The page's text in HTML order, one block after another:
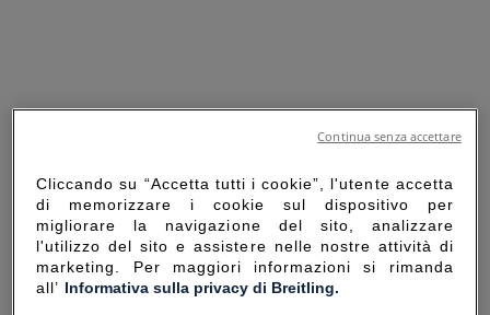
Cliccando su “Accetta tutti i cookie”, l'utente accetta
di memorizzare i cookie sul dispositivo per
migliorare la navigazione del sito, analizzare
l'utilizzo del sito e assistere nelle nostre attività di
marketing. Per maggiori informazioni si rimanda
all’ Informativa sulla privacy di Breitling.
Continua senza accettare